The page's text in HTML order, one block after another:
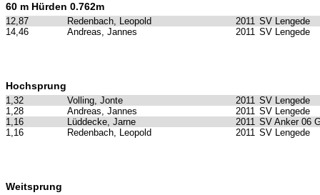
60 m Hürden 0.762m
12,87 Redenbach, Leopold 2011 SV Lengede
14,46
Andreas, Jannes 2011 SV Lengede
Hochsprung
1,32 Volling, Jonte 2011 SV Lengede
1,28
Andreas, Jannes 2011 SV Lengede
1,16
Lüddecke, Jarne 2011 SV Anker 06
1,16
Redenbach, Leopold 2011 SV Lengede
Weitsprung